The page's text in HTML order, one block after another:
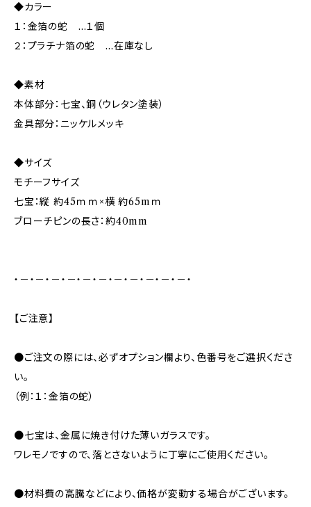
◆カラー
１：金箔の蛇 …１個
２：プラチナ箔の蛇 …在庫なし
◆素材
本体部分：七宝、銅（ウレタン塗装）
金具部分：ニッケルメッキ
◆サイズ
モチーフサイズ
七宝：縦 約45ｍｍ×横 約65mｍ
ブローチピンの長さ：約40mm
・－・－・－・－・－・－・－・－・－・－・－・
【ご注意】
●ご注文の際には、必ずオプション欄より、色番号をご選択くださ
い。
（例：１：金箔の蛇）
●七宝は、金属に焼き付けた薄いガラスです。
ワレモノですので、落とさないように丁寧にご使用ください。
●材料費の高騰などにより、価格が変動する場合がございます。